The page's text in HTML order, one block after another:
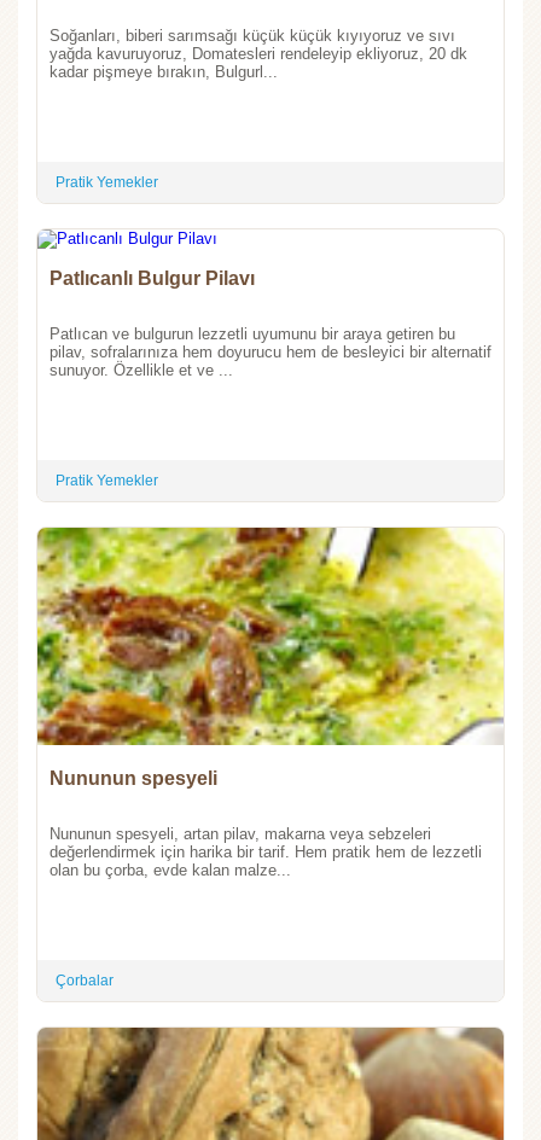
Soğanları, biberi sarımsağı küçük küçük kıyıyoruz ve sıvı
yağda kavuruyoruz, Domatesleri rendeleyip ekliyoruz, 20 dk
kadar pişmeye bırakın, Bulgurl...
Pratik Yemekler
Patlıcanlı Bulgur Pilavı
Patlıcan ve bulgurun lezzetli uyumunu bir araya getiren bu
pilav, sofralarınıza hem doyurucu hem de besleyici bir alternatif
sunuyor. Özellikle et ve ...
Pratik Yemekler
Nununun spesyeli
Nununun spesyeli, artan pilav, makarna veya sebzeleri
değerlendirmek için harika bir tarif. Hem pratik hem de lezzetli
olan bu çorba, evde kalan malze...
Çorbalar